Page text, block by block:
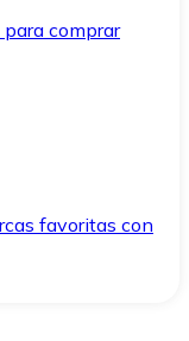
comprar
favoritas con